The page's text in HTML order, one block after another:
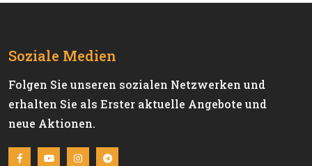
Soziale Medien
Folgen Sie unseren sozialen Netzwerken und
erhalten Sie als Erster aktuelle Angebote und
neue Aktionen.